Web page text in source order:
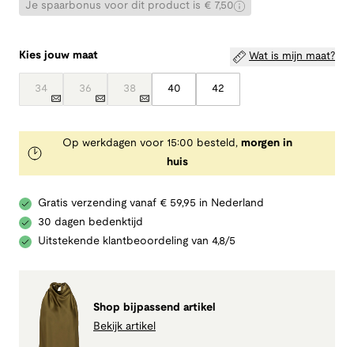
Je spaarbonus voor dit product is € 7,50
Kies jouw maat Wat is mijn maat?
34 36 38 40 42
Op werkdagen voor 15:00 besteld, morgen in
huis
Gratis verzending vanaf € 59,95 in Nederland
30 dagen bedenktijd
Uitstekende klantbeoordeling van 4,8/5
Shop bijpassend artikel
Bekijk artikel